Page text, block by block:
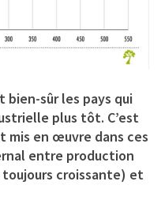
sûr les pays qui
plus tôt. C’est
mis en œuvre dans ces
entre production
croissante) et